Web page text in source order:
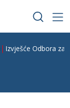
Izvješće Odbora za